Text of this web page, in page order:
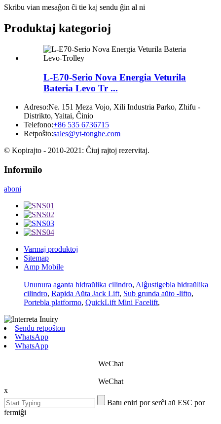
Skribu vian mesaĝon ĉi tie kaj sendu ĝin al ni
Produktaj kategorioj
L-E70-Serio Nova Energia Veturila
Bateria Levo Tr ...
Adreso:Ne. 151 Meza Vojo, Xili Industria Parko, Zhifu -
Distrikto, Yaitai, Ĉinio
Telefono:+86 535 6736715
Retpoŝto:sales@yt-tonghe.com
© Kopirajto - 2010-2021: Ĉiuj rajtoj rezervitaj.
Informilo
aboni
Varmaj produktoj
Sitemap
Amp Mobile
Ununura aganta hidraŭlika cilindro, Alĝustigebla hidraŭlika
cilindro, Rapida Aŭta Jack Lift, Sub grunda aŭto -lifto,
Portebla platformo, QuickLift Mini Facelift,
Sendu retpoŝton
WhatsApp
WhatsApp
WeChat
WeChat
x
Batu eniri por serĉi aŭ ESC por
fermiĝi